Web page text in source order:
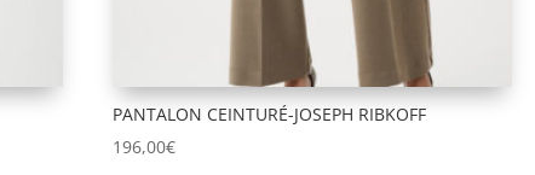
PANTALON CEINTURÉ-JOSEPH RIBKOFF
196,00€